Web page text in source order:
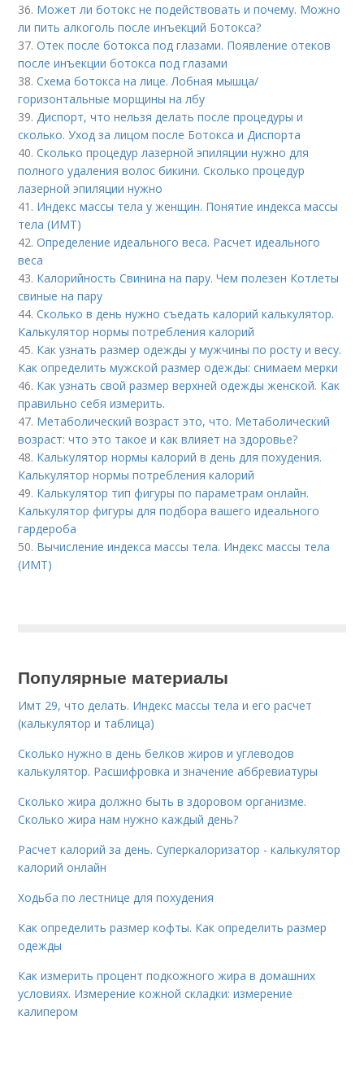
36. Может ли ботокс не подействовать и почему. Можно
ли пить алкоголь после инъекций Ботокса?
37.Отек после ботокса под глазами. Появление отеков
после инъекции ботокса под глазами
38.Схема ботокса на лице. Лобная мышца/
горизонтальные морщины на лбу
39. Диспорт, что нельзя делать после процедуры и
сколько. Уход за лицом после Ботокса и Диспорта
40.Сколько процедур лазерной эпиляции нужно для
полного удаления волос бикини. Сколько процедур
лазерной эпиляции нужно
41. Индекс массы тела у женщин. Понятие индекса массы
тела (ИМТ)
42.Определение идеального веса. Расчет идеального
веса
43. Калорийность Свинина на пару. Чем полезен Котлеты
свиные на пару
44.Сколько в день нужно съедать калорий калькулятор.
Калькулятор нормы потребления калорий
45. Как узнать размер одежды у мужчины по росту и весу.
Как определить мужской размер одежды: снимаем мерки
46. Как узнать свой размер верхней одежды женской. Как
правильно себя измерить.
47. Метаболический возраст это, что. Метаболический
возраст: что это такое и как влияет на здоровье?
48. Калькулятор нормы калорий в день для похудения.
Калькулятор нормы потребления калорий
49. Калькулятор тип фигуры по параметрам онлайн.
Калькулятор фигуры для подбора вашего идеального
гардероба
50. Вычисление индекса массы тела. Индекс массы тела
(ИМТ)
Популярные материалы
Имт 29, что делать. Индекс массы тела и его расчет
(калькулятор и таблица)
Сколько нужно в день белков жиров и углеводов
калькулятор. Расшифровка и значение аббревиатуры
Сколько жира должно быть в здоровом организме.
Сколько жира нам нужно каждый день?
Расчет калорий за день. Суперкалоризатор - калькулятор
калорий онлайн
Ходьба по лестнице для похудения
Как определить размер кофты. Как определить размер
одежды
Как измерить процент подкожного жира в домашних
условиях. Измерение кожной складки: измерение
калипером